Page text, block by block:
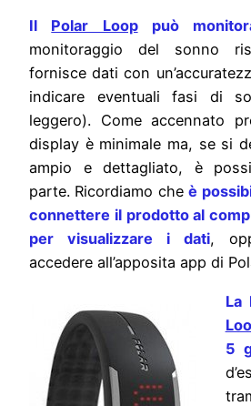
Il Polar Looppuò
monitoraggio del sonno
fornisce dati con
indicare eventuali fasi di
leggero). Come accennato
display è minimale ma, se si
ampio e dettagliato, è
parte. Ricordiamo cheè
connettere il prodotto al
per visualizzare i dati,
accedere all’apposita app di
La
5